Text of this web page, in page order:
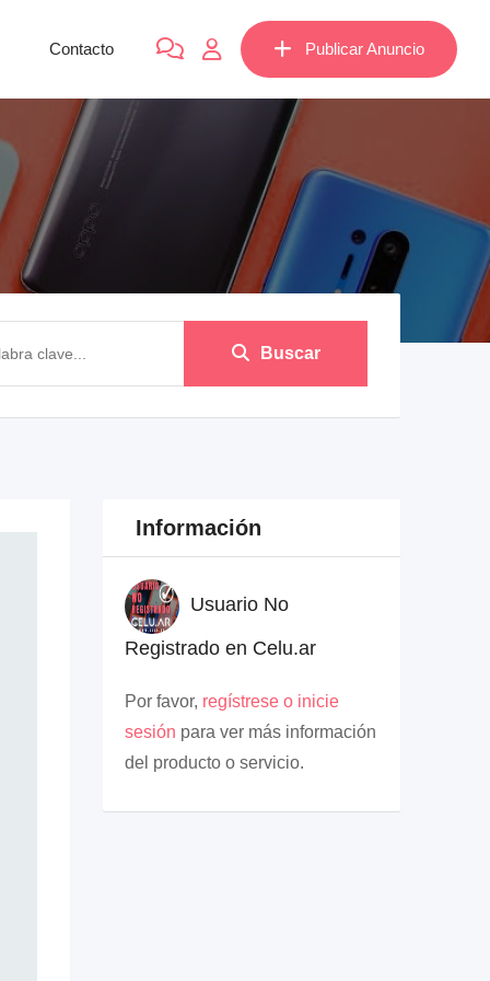
Publicar Anuncio
Contacto
Buscar
Información
Usuario No
Registrado en Celu.ar
Por favor, regístrese o inicie
sesión para ver más información
del producto o servicio.